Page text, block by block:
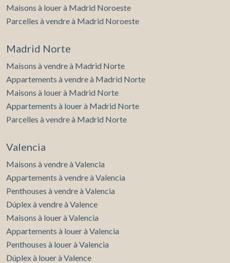
Maisons à louer à Madrid Noroeste
Parcelles à vendre à Madrid Noroeste
Madrid Norte
Maisons à vendre à Madrid Norte
Appartements à vendre à Madrid Norte
Maisons à louer à Madrid Norte
Appartements à louer à Madrid Norte
Parcelles à vendre à Madrid Norte
Valencia
Maisons à vendre à Valencia
Appartements à vendre à Valencia
Penthouses à vendre à Valencia
Dúplex à vendre à Valence
Maisons à louer à Valencia
Appartements à louer à Valencia
Penthouses à louer à Valencia
Dúplex à louer à Valence